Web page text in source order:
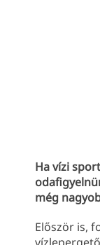
Ha vízi
még
Először is,